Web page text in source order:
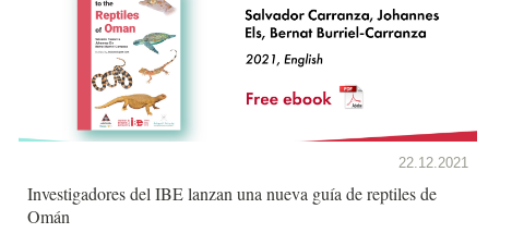
22.12.2021
Investigadores del IBE lanzan una nueva guía de reptiles de
Omán